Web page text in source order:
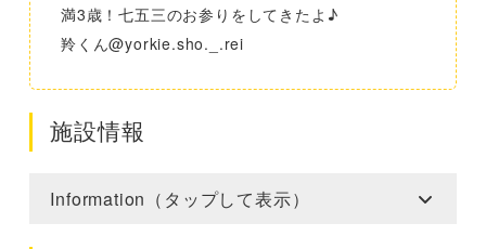
満3歳！七五三のお参りをしてきたよ♪
羚くん@yorkie.sho._.rei
施設情報
Information（タップして表示）